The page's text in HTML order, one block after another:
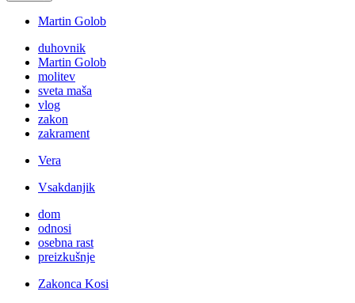
Martin Golob
duhovnik
Martin Golob
molitev
sveta maša
vlog
zakon
zakrament
Vera
Vsakdanjik
dom
odnosi
osebna rast
preizkušnje
Zakonca Kosi